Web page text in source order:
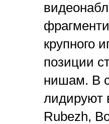
крупного
позиции
нишам. В
лидируют
Rubezh,